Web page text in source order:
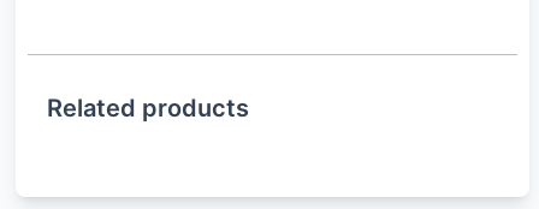
Related products